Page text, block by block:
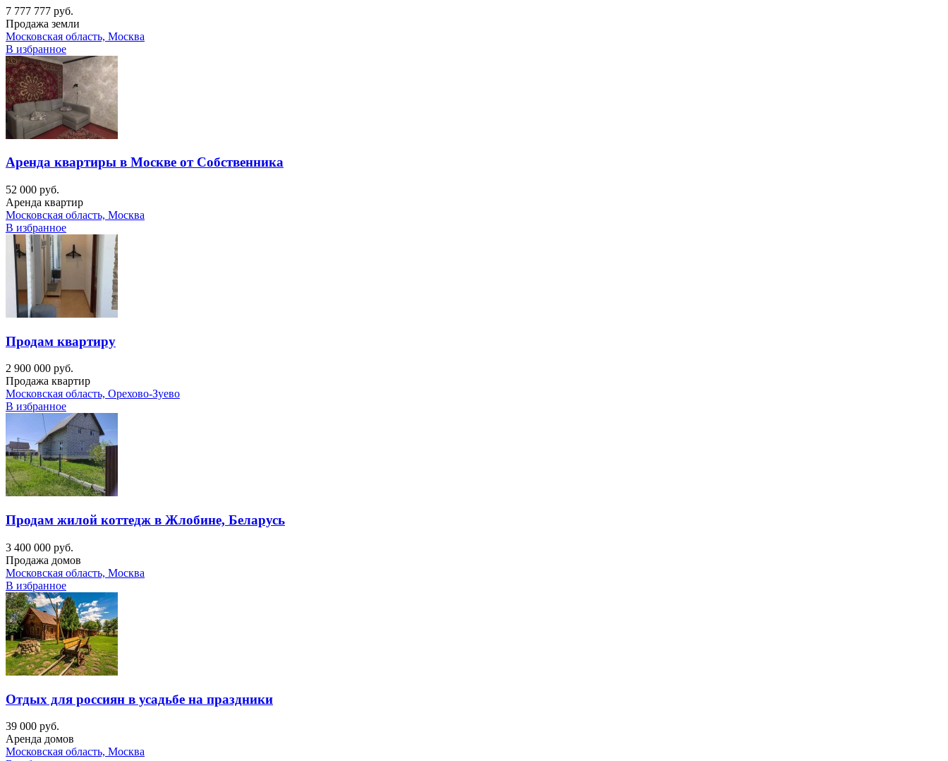
7 777 777 руб.
Продажа земли
Московская область, Москва
В избранное
Аренда квартиры в Москве от Собственника
52 000 руб.
Аренда квартир
Московская область, Москва
В избранное
Продам квартиру
2 900 000 руб.
Продажа квартир
Московская область, Орехово-Зуево
В избранное
Продам жилой коттедж в Жлобине, Беларусь
3 400 000 руб.
Продажа домов
Московская область, Москва
В избранное
Отдых для россиян в усадьбе на праздники
39 000 руб.
Аренда домов
Московская область, Москва